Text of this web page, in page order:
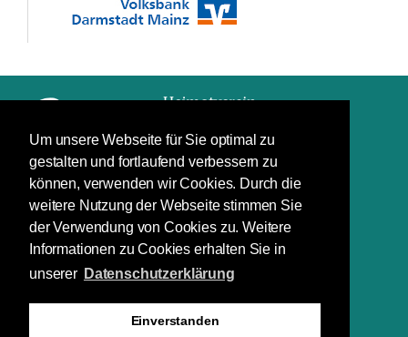
Um unsere Webseite für Sie optimal zu
gestalten und fortlaufend verbessern zu
können, verwenden wir Cookies. Durch die
weitere Nutzung der Webseite stimmen Sie
der Verwendung von Cookies zu. Weitere
Informationen zu Cookies erhalten Sie in
unserer Datenschutzerklärung
Einverstanden
Impressum
Datenschutz
Schuchardstraße 7
(06151) 29 66 40